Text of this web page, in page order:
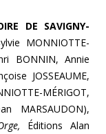
DE SAVIGNY-
MONNIOTTE-
BONNIN, Annie
JOSSEAUME,
MÉRIGOT,
MARSAUDON),
Éditions Alan